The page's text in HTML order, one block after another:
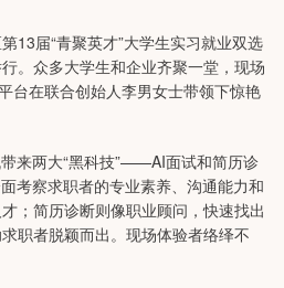
13届“青聚英才”大学生实习就业双选
。众多大学生和企业齐聚一堂，现场
台在联合创始人李男女士带领下惊艳
来两大“黑科技”——AI面试和简历诊
考察求职者的专业素养、沟通能力和
；简历诊断则像职业顾问，快速找出
职者脱颖而出。现场体验者络绎不